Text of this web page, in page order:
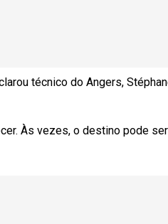
técnico do Angers,
Às vezes, o destino pode